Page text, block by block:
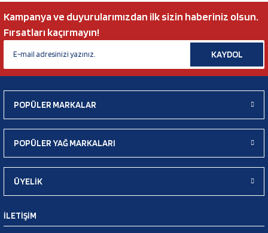
Kampanya ve duyurularımızdan ilk sizin haberiniz olsun.
Fırsatları kaçırmayın!
KAYDOL
POPÜLER MARKALAR
POPÜLER YAĞ MARKALARI
ÜYELİK
İLETİŞİM